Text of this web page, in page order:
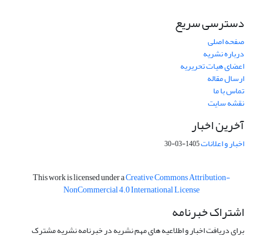
دسترسی سریع
صفحه اصلی
درباره نشریه
اعضای هیات تحریریه
ارسال مقاله
تماس با ما
نقشه سایت
آخرین اخبار
اخبار و اعلانات1405-03-30
This work is licensed under aCreative Commons Attribution-
NonCommercial 4.0 International License
اشتراک خبرنامه
برای دریافت اخبار و اطلاعیه های مهم نشریه در خبرنامه نشریه مشترک